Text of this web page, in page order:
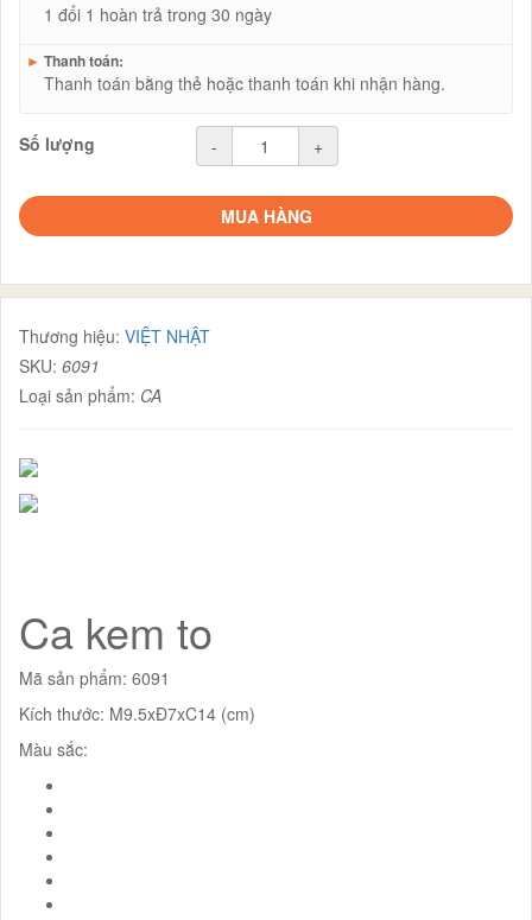
1 đổi 1 hoàn trả trong 30 ngày
► Thanh toán:
Thanh toán bằng thẻ hoặc thanh toán khi nhận hàng.
Số lượng - +
MUA HÀNG
Thương hiệu: VIỆT NHẬT
SKU: 6091
Loại sản phẩm: CA
Ca kem to
Mã sản phẩm: 6091
Kích thước: M9.5xĐ7xC14 (cm)
Màu sắc: